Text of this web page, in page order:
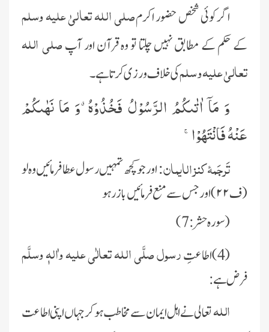
اگر کوئی شخص حضور اکرمصلی اللہ تعالیٰ علیہ وسلم
کے حکم کے مطابق نہیں چلتا تو وہ قرآن اور آپصلی اللہ
تعالیٰ علیہ وسلمکی خلاف ورزی کرتا ہے ۔
وَ مَاۤ اٰتٰىكُمُ الرَّسُوْلُ فَخُذُوْهُۗ-وَ مَا نَهٰىكُمْ
عَنْهُ فَانْتَهُوْاۚ-
تَرجَمۂ کنز الایمان:اور جو کچھ تمہیں رسول عطا فرمائیں وہ لو
(ف۲۲) اور جس سے منع فرمائیں باز رہو
(سورہ حشر:7)
(4)اطاعتِ
رسول صلَّی اللہ تعالٰی علیہ واٰلہٖ وسلَّم
فرض ہے:
اللهتعالی نے اہل ايمان سے مخاطب ہو کر جہاں اپنی اطاعت